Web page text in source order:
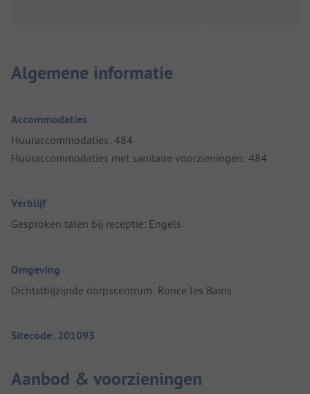
Algemene informatie
Accommodaties
Huuraccommodaties: 484
Huuraccommodaties met sanitaire voorzieningen: 484
Verblijf
Gesproken talen bij receptie: Engels
Omgeving
Dichtstbijzijnde dorpscentrum: Ronce les Bains
Sitecode: 201093
Aanbod & voorzieningen